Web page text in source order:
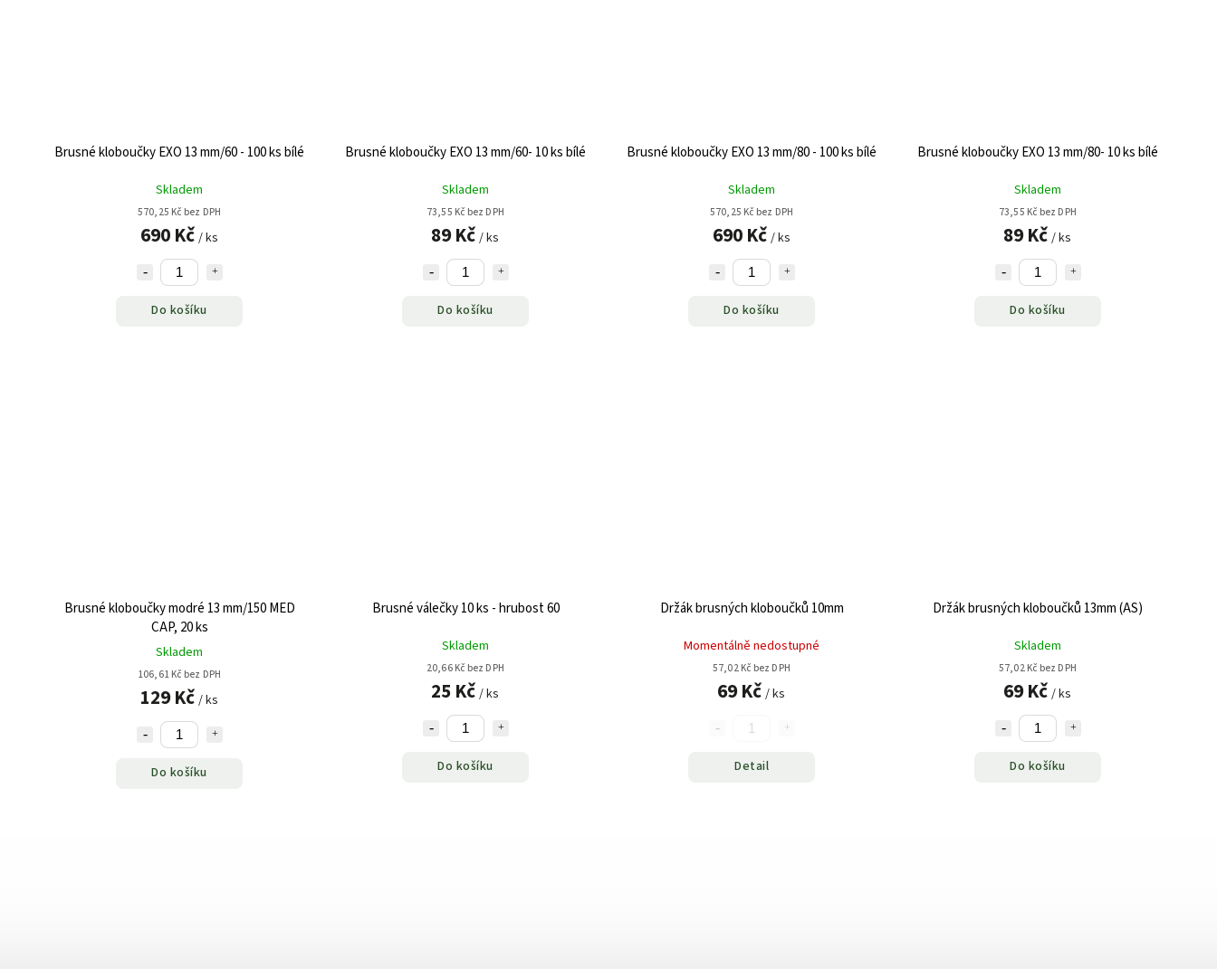
Brusné kloboučky EXO 13 mm/60 - 100 ks bílé
Skladem
570,25 Kč bez DPH
690 Kč / ks
Do košíku
Brusné kloboučky EXO 13 mm/60- 10 ks bílé
Skladem
73,55 Kč bez DPH
89 Kč/ ks
Do košíku
Brusné kloboučky EXO 13 mm/80 - 100 ks bílé
Skladem
570,25 Kč bez DPH
690 Kč / ks
Do košíku
Brusné kloboučky EXO 13 mm/80- 10 ks bílé
Skladem
73,55 Kč bez DPH
89 Kč/ ks
Do košíku
Brusné kloboučky modré 13 mm/150 MED
CAP, 20 ks
Skladem
106,61 Kč bez DPH
129 Kč / ks
Do košíku
Brusné válečky 10 ks - hrubost 60
Skladem
20,66 Kč bez DPH
25 Kč/ ks
Do košíku
Držák brusných kloboučků 10mm
Momentálně nedostupné
57,02 Kč bez DPH
69 Kč/ ks
Detail
Držák brusných kloboučků 13mm (AS)
Skladem
57,02 Kč bez DPH
69 Kč/ ks
Do košíku